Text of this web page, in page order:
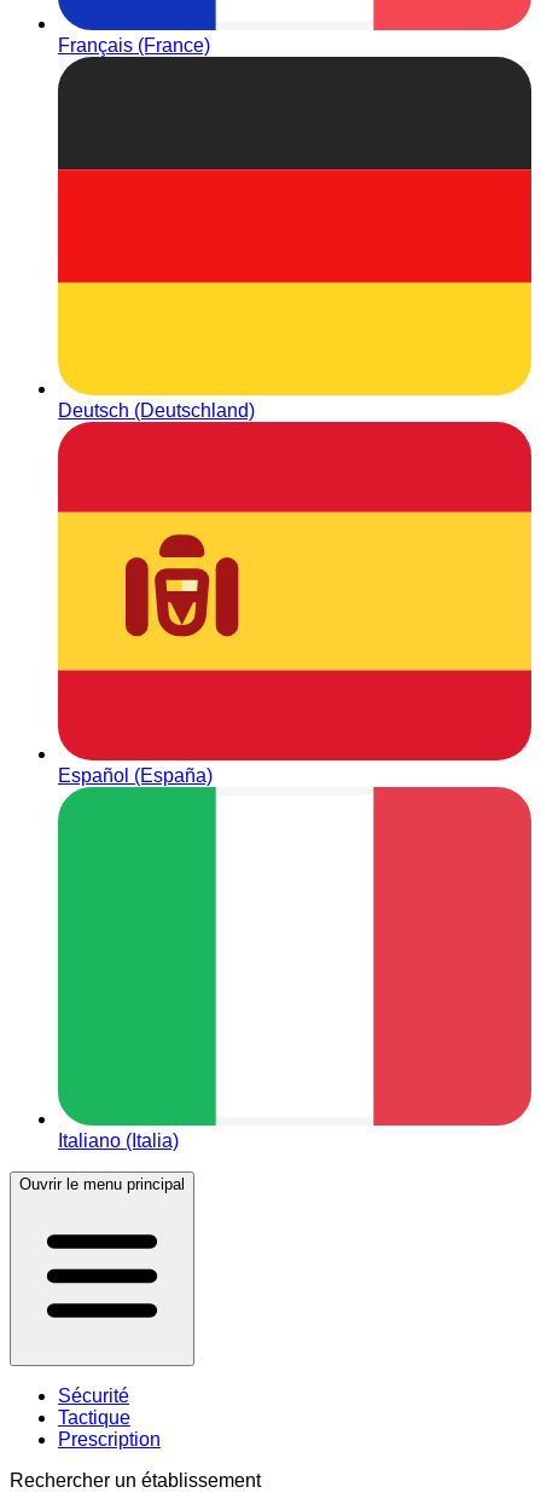
Français (France)
Deutsch (Deutschland)
Español (España)
Italiano (Italia)
Ouvrir le menu principal
Sécurité
Tactique
Prescription
Rechercher un établissement